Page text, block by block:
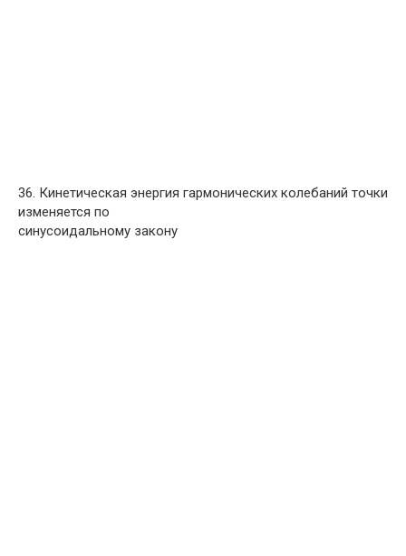
36. Кинетическая энергия гармонических колебаний точки
изменяется по
синусоидальному закону